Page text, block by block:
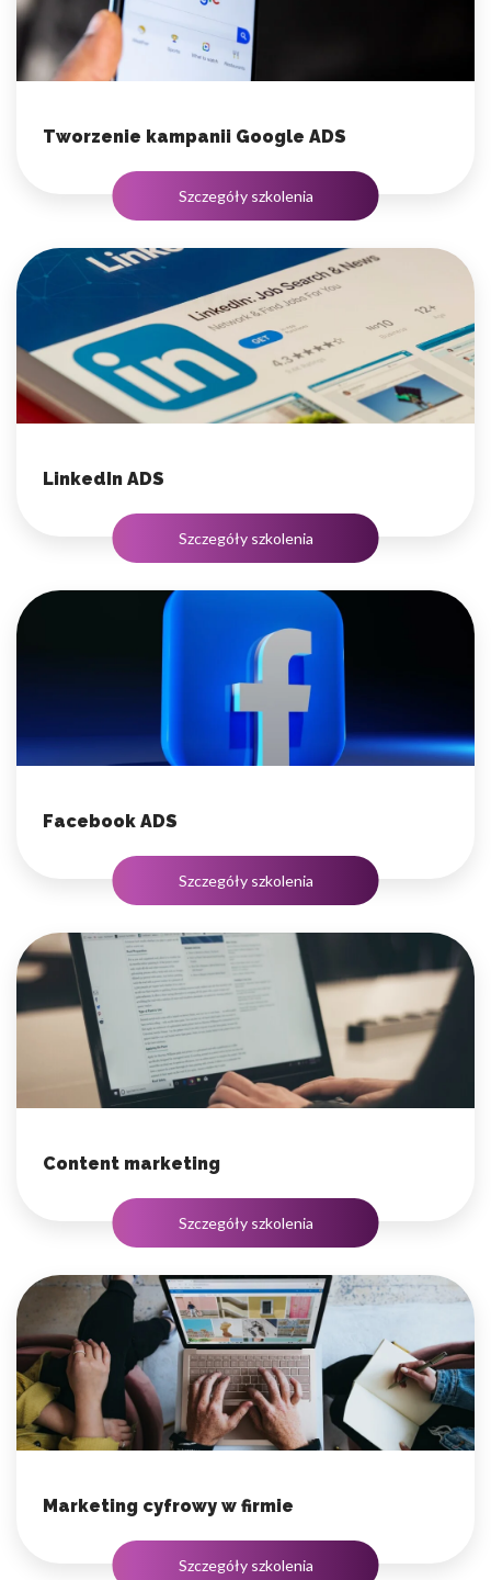
Tworzenie kampanii Google ADS
Szczegóły szkolenia
LinkedIn ADS
Szczegóły szkolenia
Facebook ADS
Szczegóły szkolenia
Content marketing
Szczegóły szkolenia
Marketing cyfrowy w firmie
Szczegóły szkolenia